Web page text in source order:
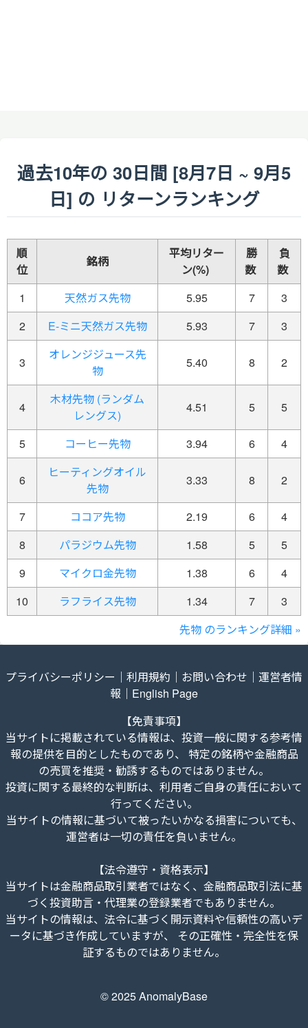
過去10年の 30日間 [8月7日 ~ 9月5
日] の リターンランキング
順
位
銘柄
平均リター
ン(%)
勝
数
負
数
1
天然ガス先物 5.95 7
3
2
E-ミニ天然ガス先物 5.93 7 3
3
オレンジジュース先
物
5.40 8 2
4
木材先物 (ランダム
レングス)
4.51 5 5
5 コーヒー先物 3.94 6 4
6
ヒーティングオイル
先物
3.33 8 2
7 ココア先物 2.19 6
4
8
パラジウム先物 1.58 5
5
9
マイクロ金先物 1.38 6
4
10
ラフライス先物 1.34 7
3
先物 のランキング詳細 »
プライバシーポリシー ｜ 利用規約 ｜ お問い合わせ ｜ 運営者情
報 ｜ English Page
【免責事項】
当サイトに掲載されている情報は、投資一般に関する参考情
報の提供を目的としたものであり、 特定の銘柄や金融商品
の売買を推奨・勧誘するものではありません。
投資に関する最終的な判断は、利用者ご自身の責任において
行ってください。
当サイトの情報に基づいて被ったいかなる損害についても、
運営者は一切の責任を負いません。
【法令遵守・資格表示】
当サイトは金融商品取引業者ではなく、金融商品取引法に基
づく投資助言・代理業の登録業者でもありません。
当サイトの情報は、法令に基づく開示資料や信頼性の高いデ
ータに基づき作成していますが、 その正確性・完全性を保
証するものではありません。
© 2025 AnomalyBase